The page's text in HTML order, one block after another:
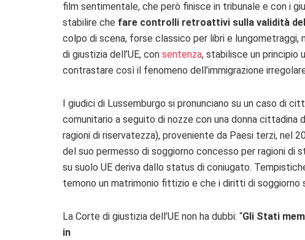
film sentimentale, che però finisce in tribunale e con i
stabilire che fare controlli retroattivi sulla validità
colpo di scena, forse classico per libri e lungometraggi,
di giustizia dell’UE, con sentenza, stabilisce un principio
contrastare così il fenomeno dell’immigrazione
I giudici di Lussemburgo si pronunciano su un caso di
comunitario a seguito di nozze con una donna cittadina
ragioni di riservatezza), proveniente da Paesi terzi, nel
del suo permesso di soggiorno concesso per ragioni di
su suolo UE deriva dallo status di coniugato.
temono un matrimonio fittizio e che i diritti di
La Corte di giustizia dell’UE non ha dubbi: “Gli Stati
in